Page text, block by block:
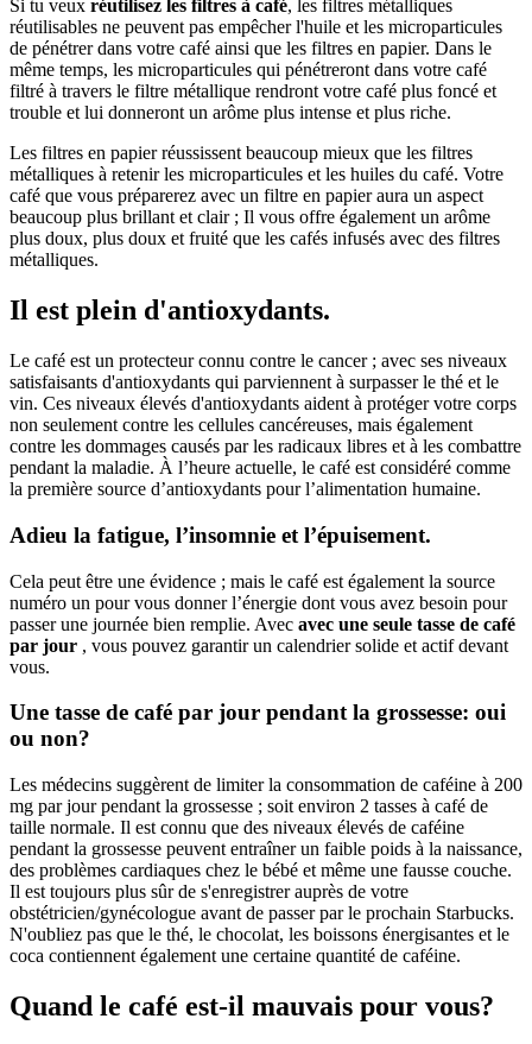
Si tu veux réutilisez les filtres à café, les filtres métalliques
réutilisables ne peuvent pas empêcher l'huile et les microparticules
de pénétrer dans votre café ainsi que les filtres en papier. Dans le
même temps, les microparticules qui pénétreront dans votre café
filtré à travers le filtre métallique rendront votre café plus foncé et
trouble et lui donneront un arôme plus intense et plus riche.
Les filtres en papier réussissent beaucoup mieux que les filtres
métalliques à retenir les microparticules et les huiles du café. Votre
café que vous préparerez avec un filtre en papier aura un aspect
beaucoup plus brillant et clair ; Il vous offre également un arôme
plus doux, plus doux et fruité que les cafés infusés avec des filtres
métalliques.
Il est plein d'antioxydants.
Le café est un protecteur connu contre le cancer ; avec ses niveaux
satisfaisants d'antioxydants qui parviennent à surpasser le thé et le
vin. Ces niveaux élevés d'antioxydants aident à protéger votre corps
non seulement contre les cellules cancéreuses, mais également
contre les dommages causés par les radicaux libres et à les combattre
pendant la maladie. À l’heure actuelle, le café est considéré comme
la première source d’antioxydants pour l’alimentation humaine.
Adieu la fatigue, l’insomnie et l’épuisement.
Cela peut être une évidence ; mais le café est également la source
numéro un pour vous donner l’énergie dont vous avez besoin pour
passer une journée bien remplie. Avec avec une seule tasse de café
par jour , vous pouvez garantir un calendrier solide et actif devant
vous.
Une tasse de café par jour pendant la grossesse: oui
ou non?
Les médecins suggèrent de limiter la consommation de caféine à 200
mg par jour pendant la grossesse ; soit environ 2 tasses à café de
taille normale. Il est connu que des niveaux élevés de caféine
pendant la grossesse peuvent entraîner un faible poids à la naissance,
des problèmes cardiaques chez le bébé et même une fausse couche.
Il est toujours plus sûr de s'enregistrer auprès de votre
obstétricien/gynécologue avant de passer par le prochain Starbucks.
N'oubliez pas que le thé, le chocolat, les boissons énergisantes et le
coca contiennent également une certaine quantité de caféine.
Quand le café est-il mauvais pour vous?